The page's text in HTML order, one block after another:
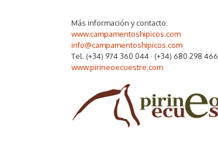
Más información y contacto:
www.campamentoshipicos.com
info@campamentoshipicos.com
Tel. (+34) 974 360 044 · (+34) 680 298 466
www.pirineoecuestre.com